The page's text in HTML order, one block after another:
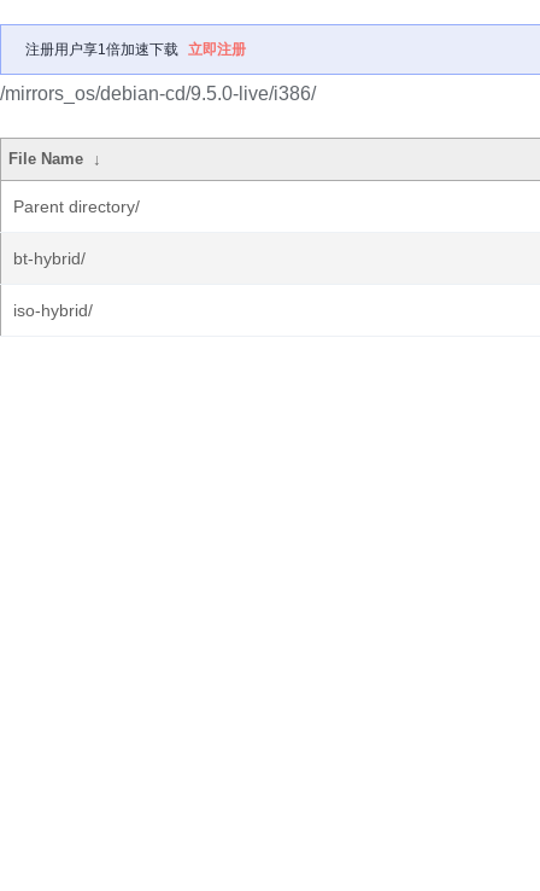
注册用户享1倍加速下载 立即注册
/mirrors_os/debian-cd/9.5.0-live/i386/
File Name ↓
Parent directory/
bt-hybrid/
iso-hybrid/